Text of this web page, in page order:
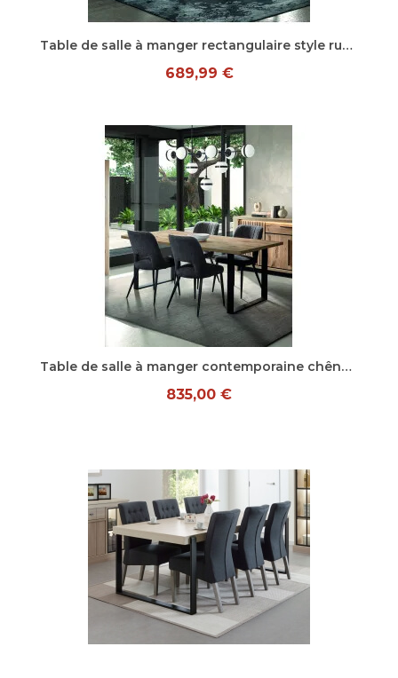
Aperçu rapide Table de salle à manger rectangulaire style rustique coloris chêne Perrine
689,99 €
Aperçu rapide Table de salle à manger contemporaine chêne canyon Santana
835,00 €